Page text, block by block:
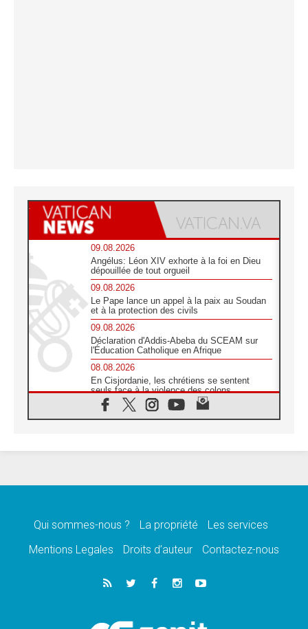
09.08.2026
Angélus: Léon XIV exhorte à la foi en Dieu
dépouillée de tout orgueil
09.08.2026
Le Pape lance un appel à la paix au Soudan
et à la protection des civils
09.08.2026
Déclaration d'Addis-Abeba du SCEAM sur
l'Éducation Catholique en Afrique
08.08.2026
En Cisjordanie, les chrétiens se sentent
seuls face à la violence des colons
08.08.2026
Léon XIV au sanctuaire de Notre Dame du
08.08.2026
08.08.2026
catholiques
Au Bangladesh, l'Église accompagne les
Dalits sur le chemin de la dignité
Philippines: le vicariat apostolique de
Qui sommes-nous ? La propriété
Les services
Mentions Legales
Droits d’auteur Contactez-nous